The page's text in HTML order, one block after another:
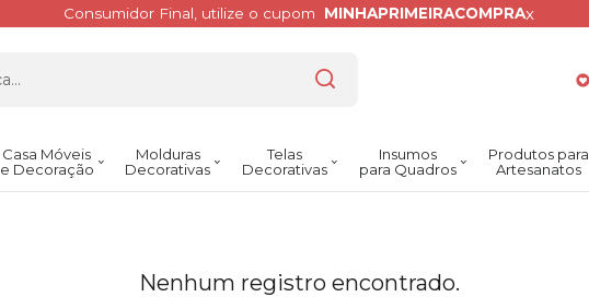
Consumidor Final, utilize o cupom MINHAPRIMEIRACOMPRAx
Casa Móveis
e Decoração
Molduras
Decorativas
Telas
Decorativas
Insumos
para Quadros
Produtos para
Artesanatos
Nenhum registro encontrado.